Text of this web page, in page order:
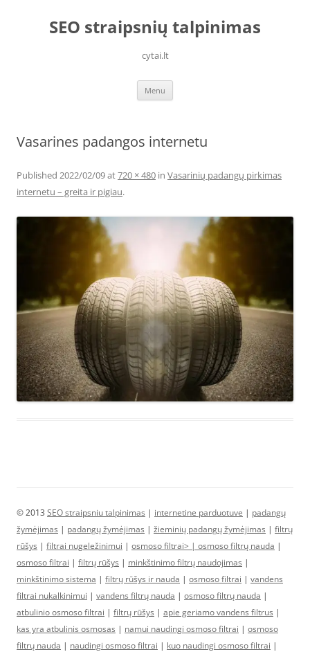
contentSEO straipsnių talpinimas
cytai.lt
Menu
Vasarines padangos internetu
Published 2022/02/09at720 × 480 in Vasarinių padangų pirkimas
internetu – greita ir pigiau.
© 2013 SEO straipsniu talpinimas | internetine parduotuve | padangų
žymėjimas | padangų žymėjimas | žieminių padangų žymėjimas | filtrų
rūšys | filtrai nugeležinimui | osmoso filtrai> | osmoso filtrų nauda |
osmoso filtrai | filtrų rūšys | minkštinimo filtrų naudojimas |
minkštinimo sistema | filtrų rūšys ir nauda | osmoso filtrai | vandens
filtrai nukalkinimui | vandens filtrų nauda | osmoso filtrų nauda |
atbulinio osmoso filtrai | filtrų rūšys | apie geriamo vandens filtrus |
kas yra atbulinis osmosas | namui naudingi osmoso filtrai | osmoso
filtrų nauda | naudingi osmoso filtrai | kuo naudingi osmoso filtrai |